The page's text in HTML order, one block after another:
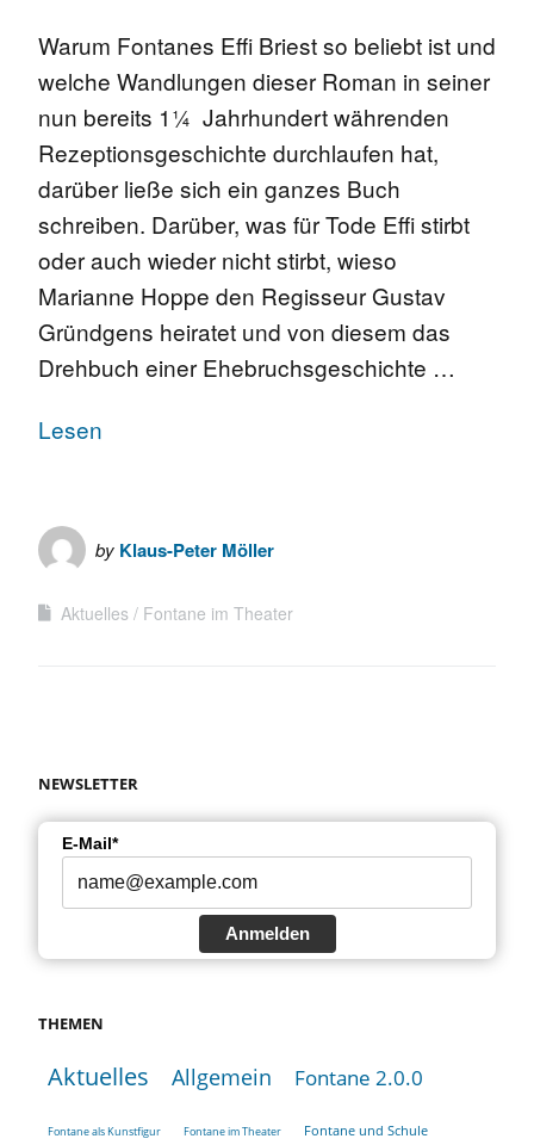
Warum Fontanes Effi Briest so beliebt ist und
welche Wandlungen dieser Roman in seiner
nun bereits 1¼ Jahrhundert währenden
Rezeptionsgeschichte durchlaufen hat,
darüber ließe sich ein ganzes Buch
schreiben. Darüber, was für Tode Effi stirbt
oder auch wieder nicht stirbt, wieso
Marianne Hoppe den Regisseur Gustav
Gründgens heiratet und von diesem das
Drehbuch einer Ehebruchsgeschichte …
Lesen
by Klaus-Peter Möller
Aktuelles Fontane im Theater
NEWSLETTER
E-Mail*
Anmelden
THEMEN
Aktuelles Allgemein Fontane 2.0.0
Fontane als Kunstfigur Fontane im Theater Fontane und Schule